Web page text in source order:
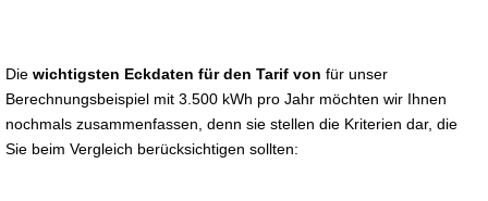
Die wichtigsten Eckdaten für den Tarif von für unser
Berechnungsbeispiel mit 3.500 kWh pro Jahr möchten wir Ihnen
nochmals zusammenfassen, denn sie stellen die Kriterien dar, die
Sie beim Vergleich berücksichtigen sollten: